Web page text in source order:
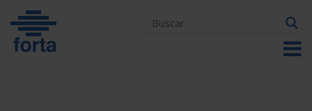
content